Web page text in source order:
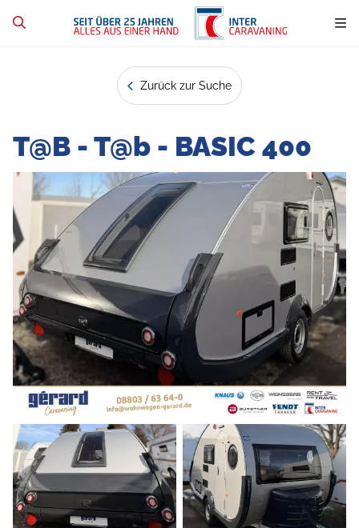
Zurück zur Suche
T@B - T@b - BASIC 400